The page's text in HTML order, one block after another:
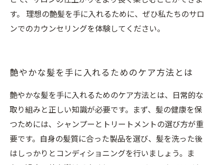
す。 理想の艶髪を手に入れるために、ぜひ私たちのサロ
ンでのカウンセリングを体験してください。
艶やかな髪を手に入れるためのケア方法とは
艶やかな髪を手に入れるためのケア方法とは、日常的な
取り組みと正しい知識が必要です。まず、髪の健康を保
つためには、シャンプーとトリートメントの選び方が重
要です。自身の髪質に合った製品を選び、髪を洗った後
はしっかりとコンディショニングを行いましょう。ま